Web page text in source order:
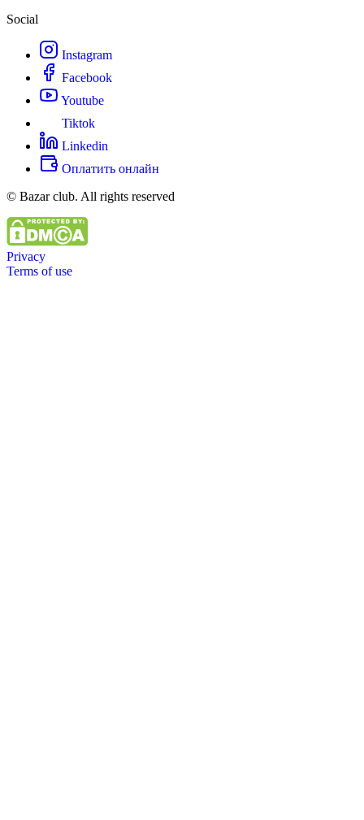
Social
Instagram
Facebook
Youtube
Tiktok
Linkedin
Оплатить онлайн
© Bazar club. All rights reserved
Privacy
Terms of use